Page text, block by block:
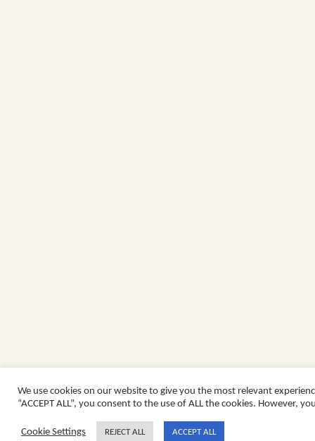
We use cookies on our website to give you the most relevant
“ACCEPT ALL”, you consent to the use of ALL the cookies. However,
Cookie Settings REJECT ALL ACCEPT ALL